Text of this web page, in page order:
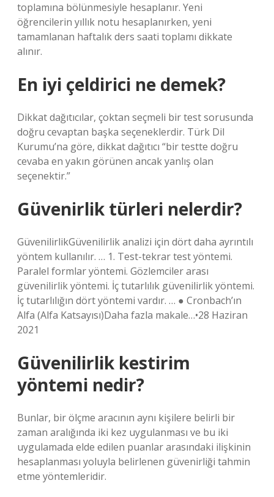
toplamına bölünmesiyle hesaplanır. Yeni
öğrencilerin yıllık notu hesaplanırken, yeni
tamamlanan haftalık ders saati toplamı dikkate
alınır.
En iyi çeldirici ne demek?
Dikkat dağıtıcılar, çoktan seçmeli bir test sorusunda
doğru cevaptan başka seçeneklerdir. Türk Dil
Kurumu’na göre, dikkat dağıtıcı “bir testte doğru
cevaba en yakın görünen ancak yanlış olan
seçenektir.”
Güvenirlik türleri nelerdir?
GüvenilirlikGüvenilirlik analizi için dört daha ayrıntılı
yöntem kullanılır. … 1. Test-tekrar test yöntemi.
Paralel formlar yöntemi. Gözlemciler arası
güvenilirlik yöntemi. İç tutarlılık güvenilirlik yöntemi.
İç tutarlılığın dört yöntemi vardır. … ● Cronbach’ın
Alfa (Alfa Katsayısı)Daha fazla makale…•28 Haziran
2021
Güvenilirlik kestirim
yöntemi nedir?
Bunlar, bir ölçme aracının aynı kişilere belirli bir
zaman aralığında iki kez uygulanması ve bu iki
uygulamada elde edilen puanlar arasındaki ilişkinin
hesaplanması yoluyla belirlenen güvenirliği tahmin
etme yöntemleridir.